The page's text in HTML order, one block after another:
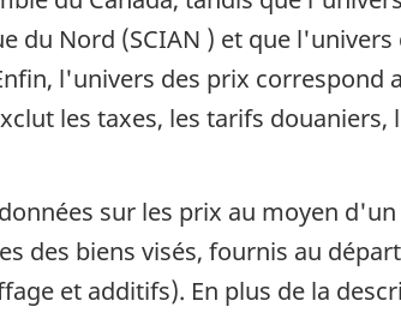
du Nord (SCIAN ) et que
l'univers des prix correspond
les taxes, les tarifs
sur les prix au moyen
des biens visés, fournis au
et additifs). En plus de la